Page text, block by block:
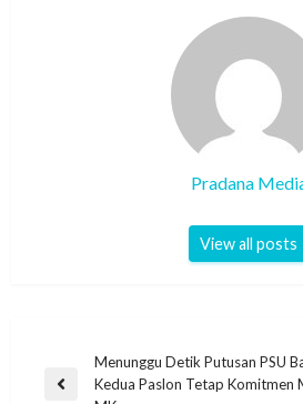
Pradana
View all posts
Menunggu Detik Putusan PSU
Kedua Paslon Tetap Komitmen